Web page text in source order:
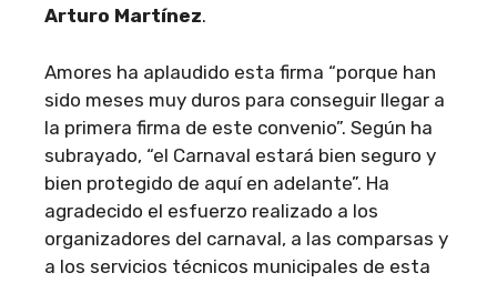
Arturo Martínez.
Amores ha aplaudido esta firma “porque han
sido meses muy duros para conseguir llegar a
la primera firma de este convenio”. Según ha
subrayado, “el Carnaval estará bien seguro y
bien protegido de aquí en adelante”. Ha
agradecido el esfuerzo realizado a los
organizadores del carnaval, a las comparsas y
a los servicios técnicos municipales de esta